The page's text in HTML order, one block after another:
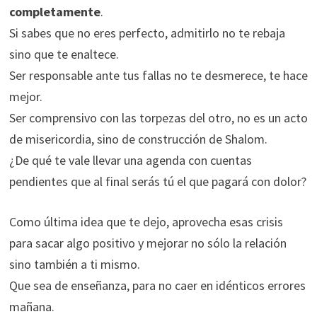
completamente.
Si sabes que no eres perfecto, admitirlo no te rebaja
sino que te enaltece.
Ser responsable ante tus fallas no te desmerece, te hace
mejor.
Ser comprensivo con las torpezas del otro, no es un acto
de misericordia, sino de construcción de Shalom.
¿De qué te vale llevar una agenda con cuentas
pendientes que al final serás tú el que pagará con dolor?
Como última idea que te dejo, aprovecha esas crisis
para sacar algo positivo y mejorar no sólo la relación
sino también a ti mismo.
Que sea de enseñanza, para no caer en idénticos errores
mañana.